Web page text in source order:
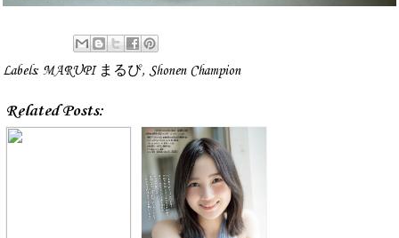
Labels: MARUPI まるぴ, Shonen Champion
Related Posts: